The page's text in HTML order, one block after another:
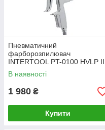
Пневматичний
фарборозпилювач
INTERTOOL PT-0100 HVLP II
професійний, форсунка 1.4
мм, верхній пластик. бачок
В наявності
1 980 ₴
Купити